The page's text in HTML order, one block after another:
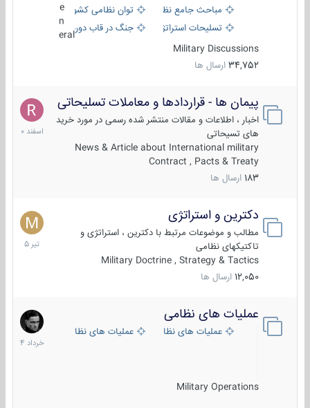
مباحث جامع نظامی
توان نظامی کشورها
تسلیحات استراتژیک
جنگ در قاب دوربین
eral
Military Discussions
34,752 ارسال ها
پیمان ها - قراردادها و معاملات تسلیحاتی
اخبار ، اطلاعات و مقالات منتشر شده رسمی در مورد خرید
های تسیحاتی
News & Article about International military
Contract , Pacts & Treaty
183 ارسال ها
7
اسفند
1400
دکترین و استراتژی
مطالب و موضوعات مرتبط با دکترین ، استراتژی و
تاکتیکهای نظامی
Military Doctrine , Strategy & Tactics
12,050 ارسال ها
27
تیر
1405
عملیات های نظامی
عملیات های نظامی ایرانعملیات های نظامی خارجی
Military Operations
5
خرداد
1404